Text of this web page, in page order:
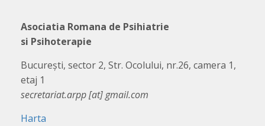
Asociatia Romana de Psihiatrie
si Psihoterapie
București, sector 2, Str. Ocolului, nr.26, camera 1,
etaj 1
secretariat.arpp [at] gmail.com
Harta